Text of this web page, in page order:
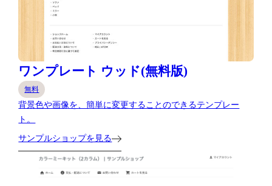
ワンプレート ウッド(無料版)
無料
背景色や画像を、簡単に変更することのできるテンプレー
ト。
サンプルショップを見る